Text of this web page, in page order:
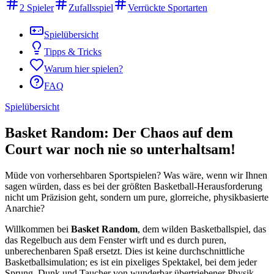
2 Spieler Zufallsspiel Verrückte Sportarten
Spielübersicht
Tipps & Tricks
Warum hier spielen?
FAQ
Spielübersicht
Basket Random: Der Chaos auf dem
Court war noch nie so unterhaltsam!
Müde von vorhersehbaren Sportspielen? Was wäre, wenn wir Ihnen
sagen würden, dass es bei der größten Basketball-Herausforderung
nicht um Präzision geht, sondern um pure, glorreiche, physikbasierte
Anarchie?
Willkommen bei Basket Random, dem wilden Basketballspiel, das
das Regelbuch aus dem Fenster wirft und es durch puren,
unberechenbaren Spaß ersetzt. Dies ist keine durchschnittliche
Basketballsimulation; es ist ein pixeliges Spektakel, bei dem jeder